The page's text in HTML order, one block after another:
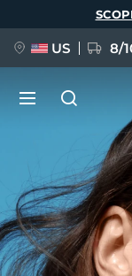
US 8/
NUOVO
FAQ™ Pure
BREAKING
Lingua
English
Français